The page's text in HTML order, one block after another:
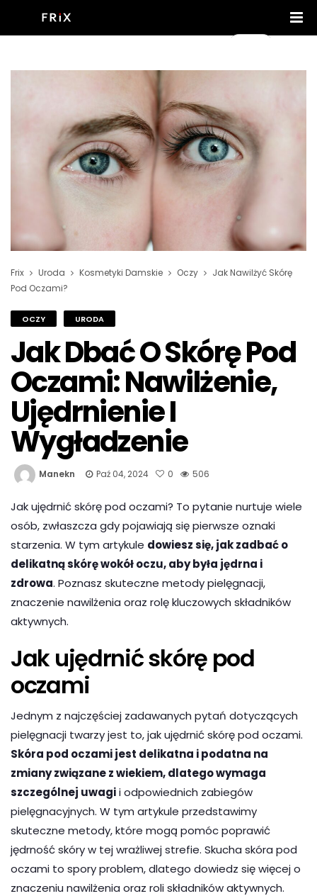
Frix Uroda Kosmetyki Damskie Oczy
Jak Nawilżyć Skórę
Pod Oczami?
OCZY URODA
Jak Dbać O Skórę Pod
Oczami: Nawilżenie,
Ujędrnienie I
Wygładzenie
Manekn Paź 04, 2024 0 506
Jak ujędrnić skórę pod oczami? To pytanie nurtuje wiele
osób, zwłaszcza gdy pojawiają się pierwsze oznaki
starzenia. W tym artykule dowiesz się, jak zadbać o
delikatną skórę wokół oczu, aby była jędrna i
zdrowa. Poznasz skuteczne metody pielęgnacji,
znaczenie nawilżenia oraz rolę kluczowych składników
aktywnych.
Jak ujędrnić skórę pod
oczami
Jednym z najczęściej zadawanych pytań dotyczących
pielęgnacji twarzy jest to, jak ujędrnić skórę pod oczami.
Skóra pod oczami jest delikatna i podatna na
zmiany związane z wiekiem, dlatego wymaga
szczególnej uwagii odpowiednich zabiegów
pielęgnacyjnych. W tym artykule przedstawimy
skuteczne metody, które mogą pomóc poprawić
jędrność skóry w tej wrażliwej strefie. Skucha skóra pod
oczami to spory problem, dlatego dowiedz się więcej o
znaczeniu nawilżenia oraz roli składników aktywnych.